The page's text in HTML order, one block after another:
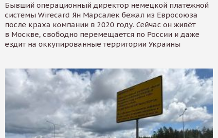
Бывший операционный директор немецкой платёжной
системы Wirecard Ян Марсалек бежал из Евросоюза
после краха компании в 2020 году. Сейчас он живёт
в Москве, свободно перемещается по России и даже
ездит на оккупированные территории Украины